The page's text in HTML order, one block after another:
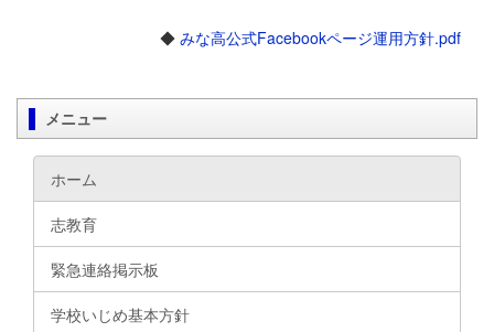
◆ みな高公式Facebookページ運用方針.pdf
メニュー
ホーム
志教育
緊急連絡掲示板
学校いじめ基本方針